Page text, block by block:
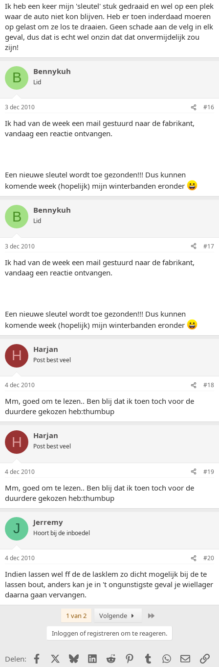
Ik heb een keer mijn 'sleutel' stuk gedraaid en wel op een plek
waar de auto niet kon blijven. Heb er toen inderdaad moeren
op gelast om ze los te draaien. Geen schade aan de velg in elk
geval, dus dat is echt wel onzin dat dat onvermijdelijk zou
zijn!
B Bennykuh
Lid
3 dec 2010 #16
Ik had van de week een mail gestuurd naar de fabrikant,
vandaag een reactie ontvangen.
Een nieuwe sleutel wordt toe gezonden!!! Dus kunnen
komende week (hopelijk) mijn winterbanden eronder
B Bennykuh
Lid
3 dec 2010 #17
Ik had van de week een mail gestuurd naar de fabrikant,
vandaag een reactie ontvangen.
Een nieuwe sleutel wordt toe gezonden!!! Dus kunnen
komende week (hopelijk) mijn winterbanden eronder
H Harjan
Post best veel
4 dec 2010 #18
Mm, goed om te lezen.. Ben blij dat ik toen toch voor de
duurdere gekozen heb:thumbup
H Harjan
Post best veel
4 dec 2010 #19
Mm, goed om te lezen.. Ben blij dat ik toen toch voor de
duurdere gekozen heb:thumbup
J Jerremy
Hoort bij de inboedel
4 dec 2010 #20
Indien lassen wel ff de de lasklem zo dicht mogelijk bij de te
lassen bout, anders kan je in 't ongunstigste geval je wiellager
daarna gaan vervangen.
1 van 2 Volgende
Inloggen of registreren om te reageren.
Delen: FacebookX (Twitter)
BlueskyLinkedIn
Reddit PinterestTumblr WhatsApp
E-mail